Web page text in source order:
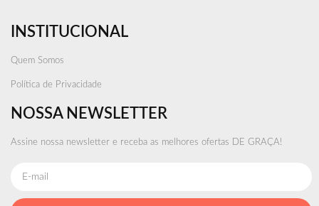
INSTITUCIONAL
Quem Somos
Política de Privacidade
NOSSA NEWSLETTER
Assine nossa newsletter e receba as melhores ofertas DE GRAÇA!